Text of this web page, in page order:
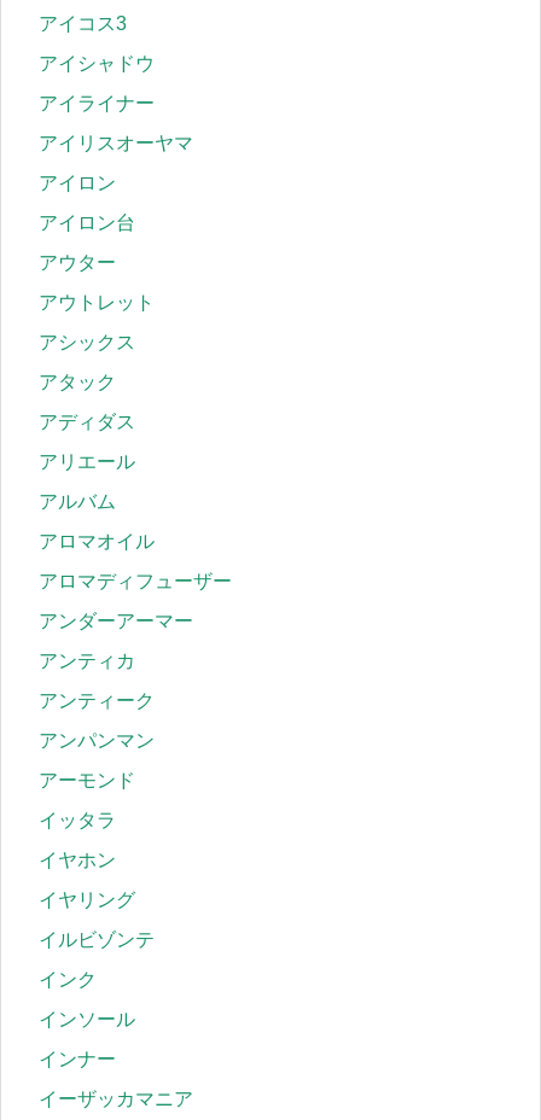
アイコス3
アイシャドウ
アイライナー
アイリスオーヤマ
アイロン
アイロン台
アウター
アウトレット
アシックス
アタック
アディダス
アリエール
アルバム
アロマオイル
アロマディフューザー
アンダーアーマー
アンティカ
アンティーク
アンパンマン
アーモンド
イッタラ
イヤホン
イヤリング
イルビゾンテ
インク
インソール
インナー
イーザッカマニア